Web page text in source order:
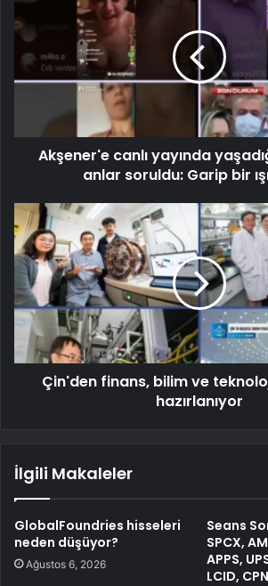
Akşener'e canlı yayında
anlar soruldu: Garip bir
Çin'den finans, bilim ve
hazırlanıyor
İlgili Makaleler
GlobalFoundries hisseleri
neden düşüyor?
Ağustos 6, 2026
Seans
SPCX,
APPS,
LCID,